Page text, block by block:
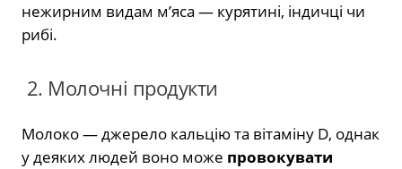
нежирним видам м’яса — курятині, індичці чи
рибі.
2. Молочні продукти
Молоко — джерело кальцію та вітаміну D, однак
у деяких людей воно може провокувати